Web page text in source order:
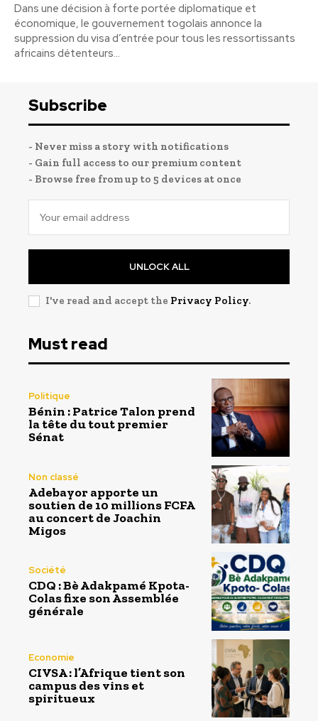
Dans une décision à forte portée diplomatique et
économique, le gouvernement togolais annonce la
suppression du visa d’entrée pour tous les ressortissants
africains détenteurs...
Subscribe
- Never miss a story with notifications
- Gain full access to our premium content
- Browse free from up to 5 devices at once
UNLOCK ALL
I've read and accept the Privacy Policy.
Must read
Politique
Bénin : Patrice Talon prend
la tête du tout premier
Sénat
Non classé
Adebayor apporte un
soutien de 10 millions FCFA
au concert de Joachin
Migos
Société
CDQ : Bè Adakpamé Kpota-
Colas fixe son Assemblée
générale
Economie
CIVSA : l’Afrique tient son
campus des vins et
spiritueux